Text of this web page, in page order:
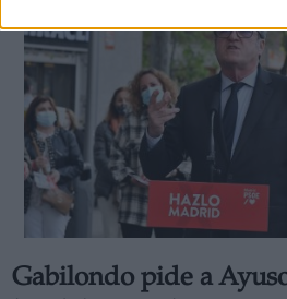
Gabilondo pide a